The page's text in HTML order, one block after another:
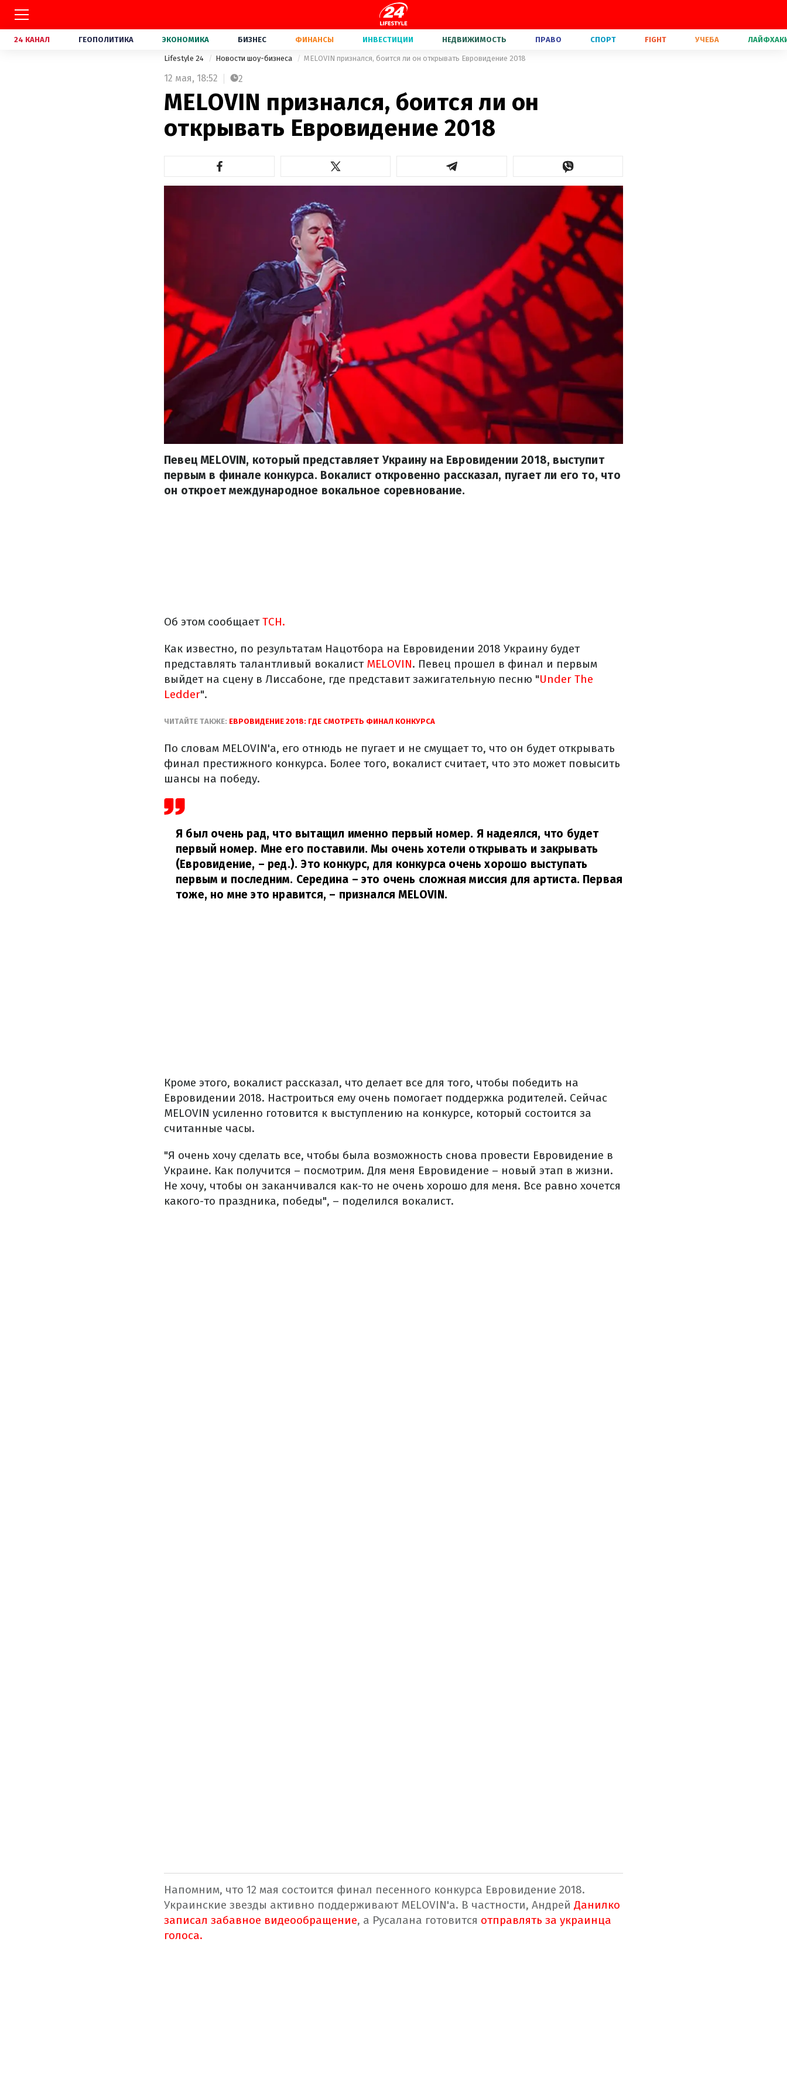
24 КАНАЛ ГЕОПОЛИТИКА ЭКОНОМИКА БИЗНЕС ФИНАНСЫ ИНВЕСТИЦИИ НЕДВИЖИМОСТЬ ПРАВО СПОРТ FIGHT УЧЕБА
Lifestyle 24 Новости шоу-бизнеса MELOVIN признался, боится ли он открывать Евровидение 2018
12 мая, 18:52 2
MELOVIN признался, боится ли он
открывать Евровидение 2018
Певец MELOVIN, который представляет Украину на Евровидении 2018, выступит
первым в финале конкурса. Вокалист откровенно рассказал, пугает ли его то, что
он откроет международное вокальное соревнование.
Об этом сообщаетТСН.
Как известно, по результатам Нацотбора на Евровидении 2018 Украину будет
представлять талантливый вокалист MELOVIN. Певец прошел в финал и первым
выйдет на сцену в Лиссабоне, где представит зажигательную песню "Under The
Ledder".
ЧИТАЙТЕ ТАКЖЕ: ЕВРОВИДЕНИЕ 2018: ГДЕ СМОТРЕТЬ ФИНАЛ КОНКУРСА
По словам MELOVIN'а, его отнюдь не пугает и не смущает то, что он будет открывать
финал престижного конкурса. Более того, вокалист считает, что это может повысить
шансы на победу.
Я был очень рад, что вытащил именно первый номер. Я надеялся, что будет
первый номер. Мне его поставили. Мы очень хотели открывать и закрывать
(Евровидение, – ред.). Это конкурс, для конкурса очень хорошо выступать
первым и последним. Середина – это очень сложная миссия для артиста. Первая
тоже, но мне это нравится, – признался MELOVIN.
Кроме этого, вокалист рассказал, что делает все для того, чтобы победить на
Евровидении 2018. Настроиться ему очень помогает поддержка родителей. Сейчас
MELOVIN усиленно готовится к выступлению на конкурсе, который состоится за
считанные часы.
"Я очень хочу сделать все, чтобы была возможность снова провести Евровидение в
Украине. Как получится – посмотрим. Для меня Евровидение – новый этап в жизни.
Не хочу, чтобы он заканчивался как-то не очень хорошо для меня. Все равно хочется
какого-то праздника, победы", – поделился вокалист.
Напомним, что 12 мая состоится финал песенного конкурса Евровидение 2018.
Украинские звезды активно поддерживают MELOVIN'а. В частности, Андрей Данилко
записал забавное видеообращение, а Русалана готовится отправлять за украинца
голоса.